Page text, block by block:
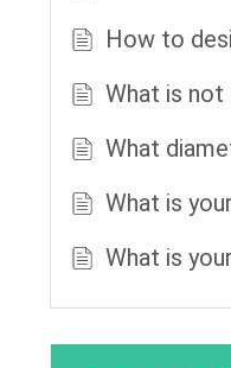
How to
What is
What
What is
What is